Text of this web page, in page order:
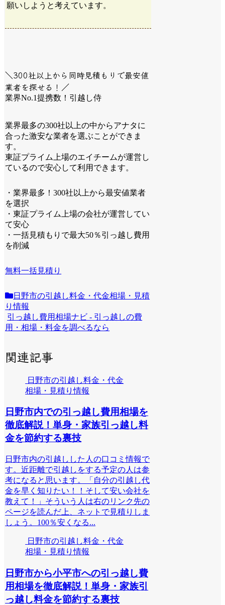
願いしようと考えています。
＼300社以上から同時見積もりで最安値
業者を探せる！／
業界No.1提携数！引越し侍
業界最多の300社以上の中からアナタに
合った激安な業者を選ぶことができま
す。
東証プライム上場のエイチームが運営し
ているので安心して利用できます。
・業界最多！300社以上から最安値業者
を選択
・東証プライム上場の会社が運営してい
て安心
・一括見積もりで最大50％引っ越し費用
を削減
無料一括見積り
日野市の引越し料金・代金相場・見積
り情報
引っ越し費用相場ナビ - 引っ越しの費
用・相場・料金を調べるなら
関連記事
日野市の引越し料金・代金
相場・見積り情報
日野市内での引っ越し費用相場を
徹底解説！単身・家族引っ越し料
金を節約する裏技
日野市内の引越しした人の口コミ情報で
す。近距離で引越しをする予定の人は参
考になると思います。「自分の引越し代
金を早く知りたい！！そして安い会社を
教えて！」そういう人は右のリンク先の
ページを読んだ上、ネットで見積りしま
しょう。100％安くなる...
日野市の引越し料金・代金
相場・見積り情報
日野市から小平市への引っ越し費
用相場を徹底解説！単身・家族引
っ越し料金を節約する裏技